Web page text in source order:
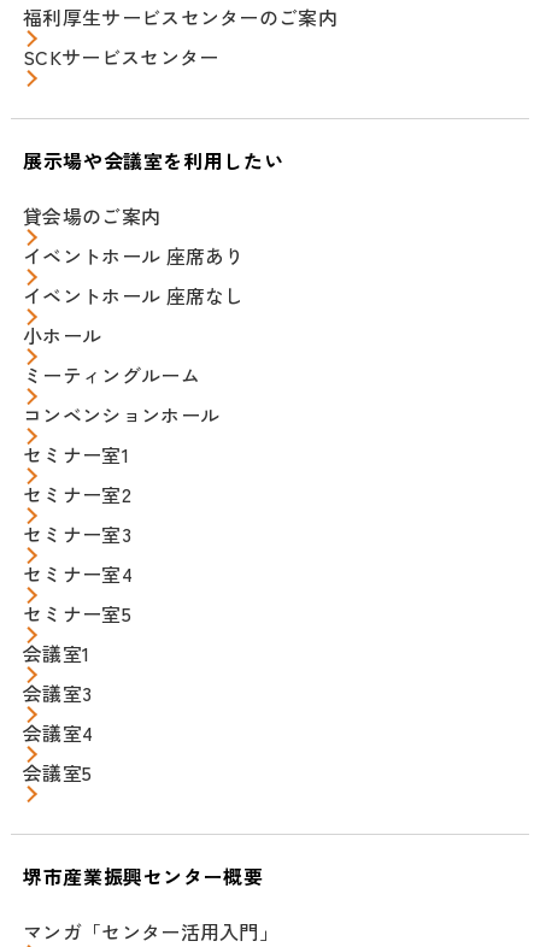
福利厚生サービスセンターのご案内
SCKサービスセンター
展示場や会議室を利用したい
貸会場のご案内
イベントホール 座席あり
イベントホール 座席なし
小ホール
ミーティングルーム
コンベンションホール
セミナー室1
セミナー室2
セミナー室3
セミナー室4
セミナー室5
会議室1
会議室3
会議室4
会議室5
堺市産業振興センター概要
マンガ「センター活用入門」